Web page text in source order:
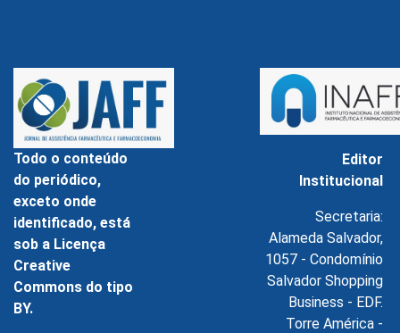
Todo o conteúdo
do periódico,
exceto onde
identificado, está
sob a Licença
Creative
Commons do tipo
BY.
Editor
Institucional
Secretaria:
Alameda Salvador,
1057 - Condomínio
Salvador Shopping
Business - EDF.
Torre América -